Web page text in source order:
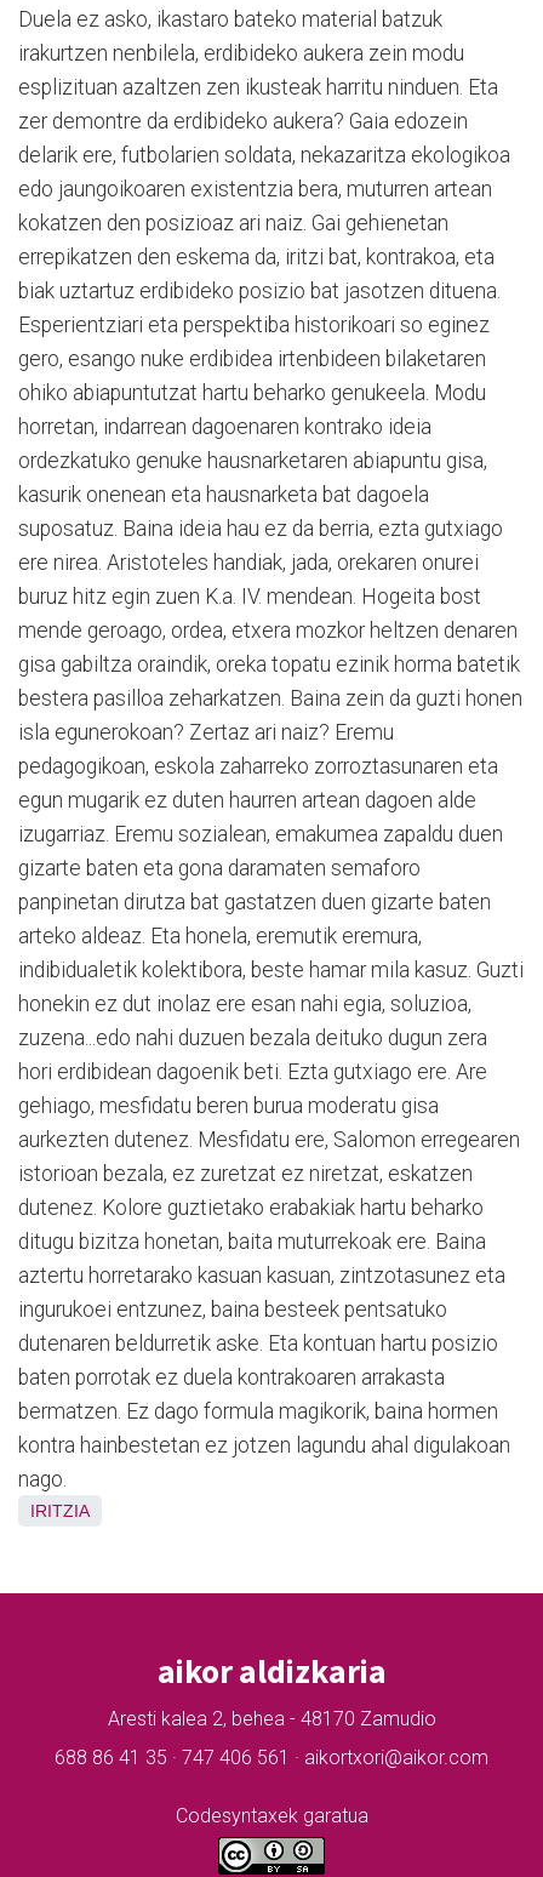
Duela ez asko, ikastaro bateko material batzuk
irakurtzen nenbilela, erdibideko aukera zein modu
esplizituan azaltzen zen ikusteak harritu ninduen. Eta
zer demontre da erdibideko aukera? Gaia edozein
delarik ere, futbolarien soldata, nekazaritza ekologikoa
edo jaungoikoaren existentzia bera, muturren artean
kokatzen den posizioaz ari naiz. Gai gehienetan
errepikatzen den eskema da, iritzi bat, kontrakoa, eta
biak uztartuz erdibideko posizio bat jasotzen dituena.
Esperientziari eta perspektiba historikoari so eginez
gero, esango nuke erdibidea irtenbideen bilaketaren
ohiko abiapuntutzat hartu beharko genukeela. Modu
horretan, indarrean dagoenaren kontrako ideia
ordezkatuko genuke hausnarketaren abiapuntu gisa,
kasurik onenean eta hausnarketa bat dagoela
suposatuz. Baina ideia hau ez da berria, ezta gutxiago
ere nirea. Aristoteles handiak, jada, orekaren onurei
buruz hitz egin zuen K.a. IV. mendean. Hogeita bost
mende geroago, ordea, etxera mozkor heltzen denaren
gisa gabiltza oraindik, oreka topatu ezinik horma batetik
bestera pasilloa zeharkatzen. Baina zein da guzti honen
isla egunerokoan? Zertaz ari naiz? Eremu
pedagogikoan, eskola zaharreko zorroztasunaren eta
egun mugarik ez duten haurren artean dagoen alde
izugarriaz. Eremu sozialean, emakumea zapaldu duen
gizarte baten eta gona daramaten semaforo
panpinetan dirutza bat gastatzen duen gizarte baten
arteko aldeaz. Eta honela, eremutik eremura,
indibidualetik kolektibora, beste hamar mila kasuz. Guzti
honekin ez dut inolaz ere esan nahi egia, soluzioa,
zuzena...edo nahi duzuen bezala deituko dugun zera
hori erdibidean dagoenik beti. Ezta gutxiago ere. Are
gehiago, mesfidatu beren burua moderatu gisa
aurkezten dutenez. Mesfidatu ere, Salomon erregearen
istorioan bezala, ez zuretzat ez niretzat, eskatzen
dutenez. Kolore guztietako erabakiak hartu beharko
ditugu bizitza honetan, baita muturrekoak ere. Baina
aztertu horretarako kasuan kasuan, zintzotasunez eta
ingurukoei entzunez, baina besteek pentsatuko
dutenaren beldurretik aske. Eta kontuan hartu posizio
baten porrotak ez duela kontrakoaren arrakasta
bermatzen. Ez dago formula magikorik, baina hormen
kontra hainbestetan ez jotzen lagundu ahal digulakoan
nago.
IRITZIA
aikor aldizkaria
Aresti kalea 2, behea - 48170 Zamudio
688 86 41 35 · 747 406 561 · aikortxori@aikor.com
Codesyntaxek garatua